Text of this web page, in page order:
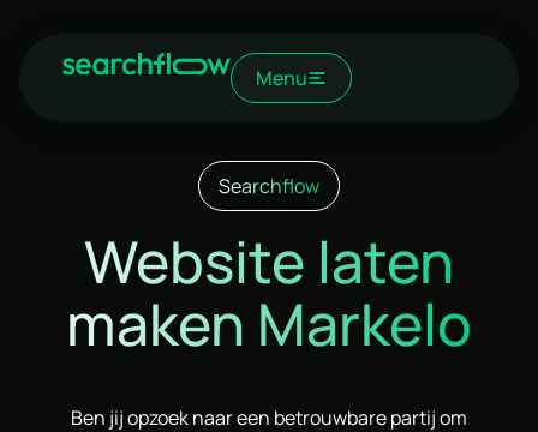
Menu
Searchflow
Website laten
maken Markelo
Ben jij opzoek naar een betrouwbare partij om